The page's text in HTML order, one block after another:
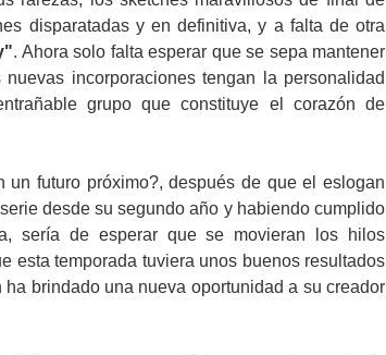
disparatadas y en definitiva, y a falta de otra
. Ahora solo falta esperar que se sepa mantener
incorporaciones tengan la personalidad
grupo que constituye el corazón de
futuro próximo?, después de que el eslogan
desde su segundo año y habiendo cumplido
sería de esperar que se movieran los hilos
esta temporada tuviera unos buenos resultados
brindado una nueva oportunidad a su creador